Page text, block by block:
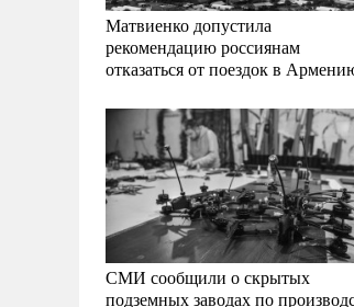
Матвиенко допустила
рекомендацию россиянам
отказаться от поездок в
СМИ сообщили о скрытых
подземных заводах по